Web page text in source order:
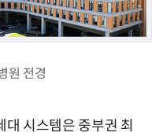
원 전경
시스템은 중부권 최